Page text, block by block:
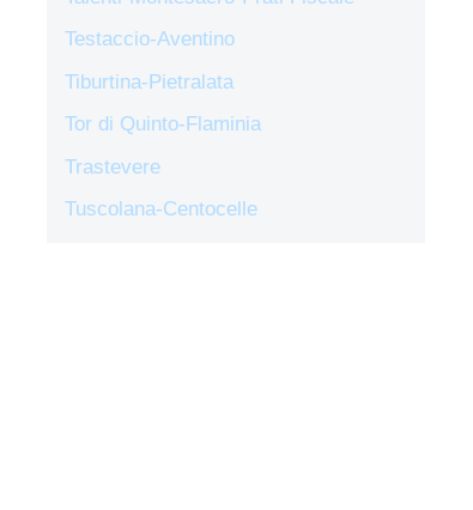
Testaccio-Aventino
Tiburtina-Pietralata
Tor di Quinto-Flaminia
Trastevere
Tuscolana-Centocelle